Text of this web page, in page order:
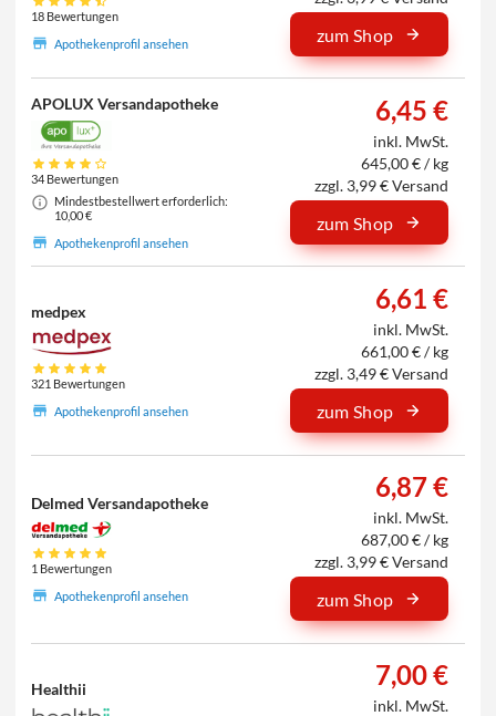
18 Bewertungen
Apothekenprofil ansehen
zum Shop
APOLUX Versandapotheke
34 Bewertungen
Mindestbestellwert erforderlich:
10,00 €
Apothekenprofil ansehen
6,45 €
inkl. MwSt.
645,00 € / kg
zzgl. 3,99 € Versand
zum Shop
medpex
321 Bewertungen
Apothekenprofil ansehen
6,61 €
inkl. MwSt.
661,00 € / kg
zzgl. 3,49 € Versand
zum Shop
Delmed Versandapotheke
1 Bewertungen
Apothekenprofil ansehen
6,87 €
inkl. MwSt.
687,00 € / kg
zzgl. 3,99 € Versand
zum Shop
Healthii 7,00 €
inkl. MwSt.